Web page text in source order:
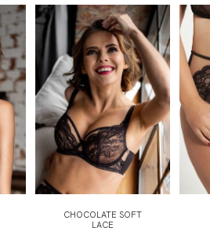
CHOCOLATE SOFT
LACE